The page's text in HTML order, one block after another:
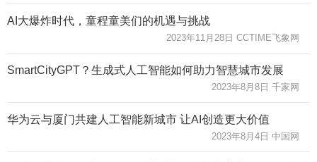
AI大爆炸时代，童程童美们的机遇与挑战
2023年11月28日 CCTIME飞象网
SmartCityGPT？生成式人工智能如何助力智慧城市发展
2023年8月8日 千家网
华为云与厦门共建人工智能新城市 让AI创造更大价值
2023年8月4日 中国网